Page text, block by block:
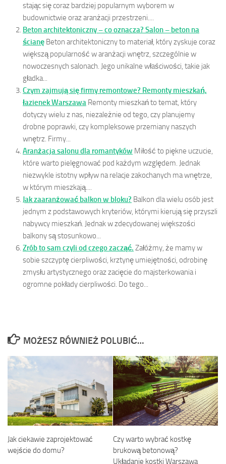
stając się coraz bardziej popularnym wyborem w
budownictwie oraz aranżacji przestrzeni....
Beton architektoniczny – co oznacza? Salon – beton na
ścianę Beton architektoniczny to materiał, który zyskuje coraz
większą popularność w aranżacji wnętrz, szczególnie w
nowoczesnych salonach. Jego unikalne właściwości, takie jak
gładka...
Czym zajmują się firmy remontowe? Remonty mieszkań,
łazienek Warszawa Remonty mieszkań to temat, który
dotyczy wielu z nas, niezależnie od tego, czy planujemy
drobne poprawki, czy kompleksowe przemiany naszych
wnętrz. Firmy...
Aranżacja salonu dla romantyków Miłość to piękne uczucie,
które warto pielęgnować pod każdym względem. Jednak
niezwykle istotny wpływ na relacje zakochanych ma wnętrze,
w którym mieszkają....
Jak zaaranżować balkon w bloku? Balkon dla wielu osób jest
jednym z podstawowych kryteriów, którymi kierują się przyszli
nabywcy mieszkań. Jednak w zdecydowanej większości
balkony są stosunkowo...
Zrób to sam czyli od czego zacząć. Załóżmy, że mamy w
sobie szczyptę cierpliwości, krztynę umiejętności, odrobinę
zmysłu artystycznego oraz zacięcie do majsterkowania i
ogromne pokłady cierpliwości. Do tego...
MOŻESZ RÓWNIEŻ POLUBIĆ…
Jak ciekawie zaprojektować
wejście do domu?
Czy warto wybrać kostkę
brukową betonową?
Układanie kostki Warszawa